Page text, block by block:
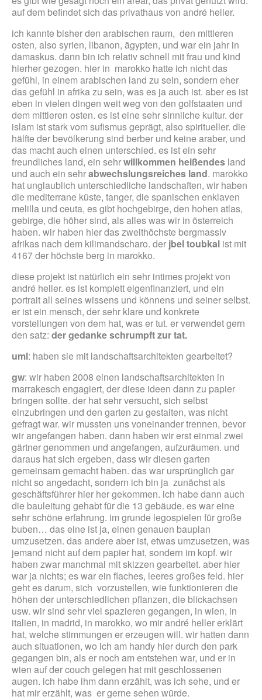
auf dem befindet sich das privathaus von andré heller.
ich kannte bisher den arabischen raum, den mittleren
osten, also syrien, libanon, ägypten, und war ein jahr in
damaskus. dann bin ich relativ schnell mit frau und kind
hierher gezogen. hier in marokko hatte ich nicht das
gefühl, in einem arabischen land zu sein, sondern eher
das gefühl in afrika zu sein, was es ja auch ist. aber es ist
eben in vielen dingen weit weg von den golfstaaten und
dem mittleren osten. es ist eine sehr sinnliche kultur. der
islam ist stark vom sufismus geprägt, also spiritueller. die
hälfte der bevölkerung sind berber und keine araber, und
das macht auch einen unterschied. es ist ein sehr
freundliches land, ein sehrwillkommen heißendes land
und auch ein sehrabwechslungsreiches land. marokko
hat unglaublich unterschiedliche landschaften, wir haben
die mediterrane küste, tanger, die spanischen enklaven
melilla und ceuta, es gibt hochgebirge, den hohen atlas,
gebirge, die höher sind, als alles was wir in österreich
haben. wir haben hier das zweithöchste bergmassiv
afrikas nach dem kilimandscharo. der jbel toubkal ist mit
4167 der höchste berg in marokko.
diese projekt ist natürlich ein sehr intimes projekt von
andré heller. es ist komplett eigenfinanziert, und ein
portrait all seines wissens und könnens und seiner selbst.
er ist ein mensch, der sehr klare und konkrete
vorstellungen von dem hat, was er tut. er verwendet gern
den satz: der gedanke schrumpft zur tat.
uml: haben sie mit landschaftsarchitekten gearbeitet?
gw: wir haben 2008 einen landschaftsarchitekten in
marrakesch engagiert, der diese ideen dann zu papier
bringen sollte. der hat sehr versucht, sich selbst
einzubringen und den garten zu gestalten, was nicht
gefragt war. wir mussten uns voneinander trennen, bevor
wir angefangen haben. dann haben wir erst einmal zwei
gärtner genommen und angefangen, aufzuräumen. und
daraus hat sich ergeben, dass wir diesen garten
gemeinsam gemacht haben. das war ursprünglich gar
nicht so angedacht, sondern ich bin ja zunächst als
geschäftsführer hier her gekommen. ich habe dann auch
die bauleitung gehabt für die 13 gebäude. es war eine
sehr schöne erfahrung. im grunde legospielen für große
buben… das eine ist ja, einen genauen bauplan
umzusetzen. das andere aber ist, etwas umzusetzen, was
jemand nicht auf dem papier hat, sondern im kopf. wir
haben zwar manchmal mit skizzen gearbeitet. aber hier
war ja nichts; es war ein flaches, leeres großes feld. hier
geht es darum, sich vorzustellen, wie funktionieren die
höhen der unterschiedlichen pflanzen, die blickachsen
usw. wir sind sehr viel spazieren gegangen, in wien, in
italien, in madrid, in marokko, wo mir andré heller erklärt
hat, welche stimmungen er erzeugen will. wir hatten dann
auch situationen, wo ich am handy hier durch den park
gegangen bin, als er noch am entstehen war, und er in
wien auf der couch gelegen hat mit geschlossenen
augen. ich habe ihm dann erzählt, was ich sehe, und er
hat mir erzählt, was er gerne sehen würde.